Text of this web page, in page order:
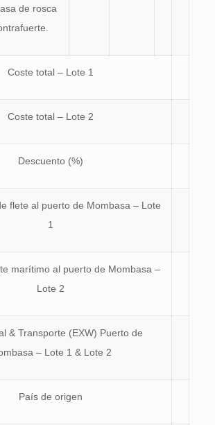
de rosca
Coste total – Lote 1
Coste total – Lote 2
Descuento (%)
flete al puerto de Mombasa – Lote
1
marítimo al puerto de Mombasa –
Lote 2
& Transporte (EXW) Puerto de
– Lote 1 & Lote 2
País de origen